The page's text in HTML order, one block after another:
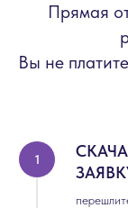
Прямая
Вы не